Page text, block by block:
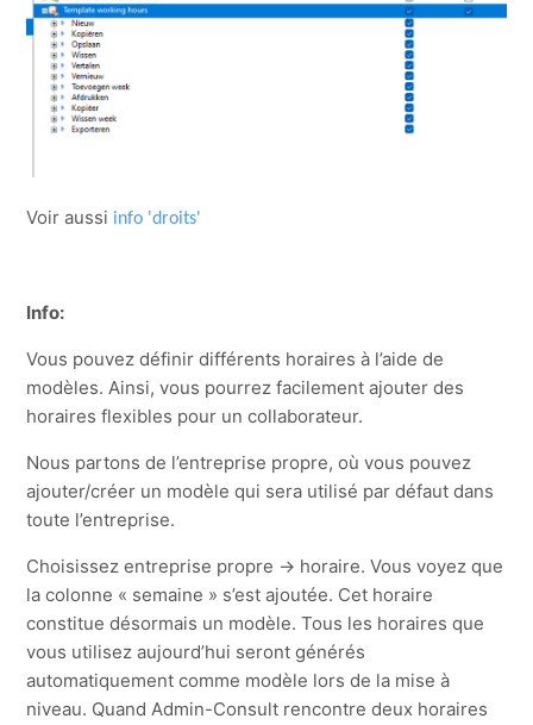
Voir aussi info 'droits'
Info:
Vous pouvez définir différents horaires à l’aide de
modèles. Ainsi, vous pourrez facilement ajouter des
horaires flexibles pour un collaborateur.
Nous partons de l’entreprise propre, où vous pouvez
ajouter/créer un modèle qui sera utilisé par défaut dans
toute l’entreprise.
Choisissez entreprise propre -> horaire. Vous voyez que
la colonne « semaine » s’est ajoutée. Cet horaire
constitue désormais un modèle. Tous les horaires que
vous utilisez aujourd’hui seront générés
automatiquement comme modèle lors de la mise à
niveau. Quand Admin-Consult rencontre deux horaires